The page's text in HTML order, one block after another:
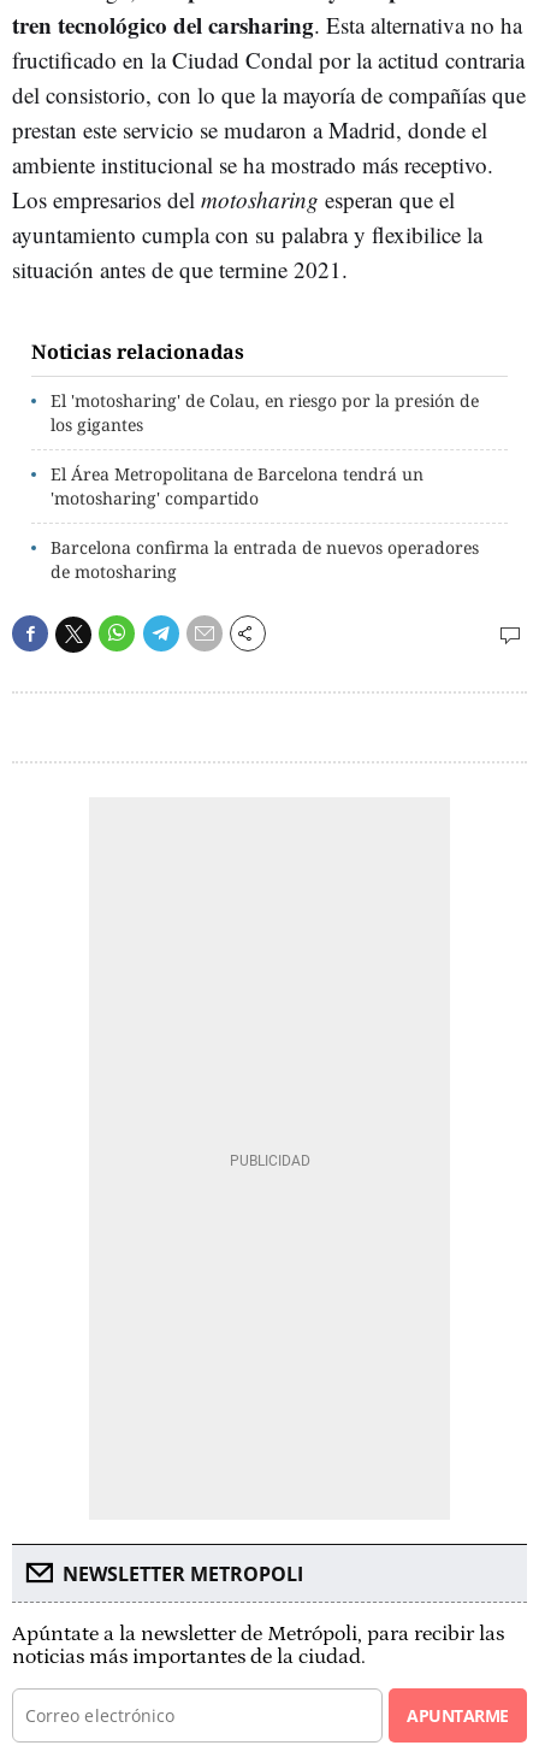
tren tecnológico del carsharing. Esta alternativa no ha
fructificado en la Ciudad Condal por la actitud contraria
del consistorio, con lo que la mayoría de compañías que
prestan este servicio se mudaron a Madrid, donde el
ambiente institucional se ha mostrado más receptivo.
Los empresarios del motosharing esperan que el
ayuntamiento cumpla con su palabra y flexibilice la
situación antes de que termine 2021.
Noticias relacionadas
El 'motosharing' de Colau, en riesgo por la presión de
los gigantes
El Área Metropolitana de Barcelona tendrá un
'motosharing' compartido
Barcelona confirma la entrada de nuevos operadores
de motosharing
NEWSLETTER METROPOLI
Apúntate a la newsletter de Metrópoli, para recibir las
noticias más importantes de la ciudad.
APUNTARME